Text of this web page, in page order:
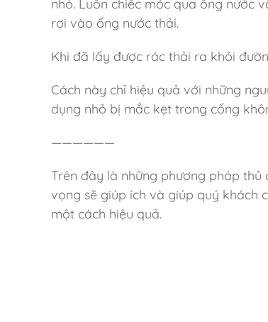
nhỏ. Luồn chiếc móc qua ống nước
rơi vào ống nước thải.
Khi đã lấy được rác thải ra khỏi
Cách này chỉ hiệu quả với những
dụng nhỏ bị mắc kẹt trong cống
——————
Trên đây là những phương pháp thủ
vọng sẽ giúp ích và giúp quý khách
một cách hiệu quả.